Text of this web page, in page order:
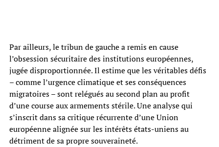
Par ailleurs, le tribun de gauche a remis en cause
l’obsession sécuritaire des institutions européennes,
jugée disproportionnée. Il estime que les véritables défis
– comme l’urgence climatique et ses conséquences
migratoires – sont relégués au second plan au profit
d’une course aux armements stérile. Une analyse qui
s’inscrit dans sa critique récurrente d’une Union
européenne alignée sur les intérêts états-uniens au
détriment de sa propre souveraineté.